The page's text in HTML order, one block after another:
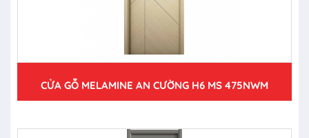
CỬA GỖ MELAMINE AN CƯỜNG H6 MS 475NWM